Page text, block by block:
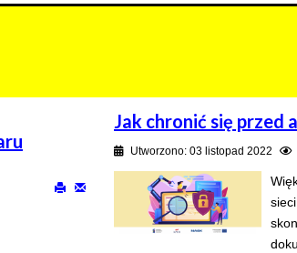
Jak chronić się przed
Utworzono: 03 listopad 2022